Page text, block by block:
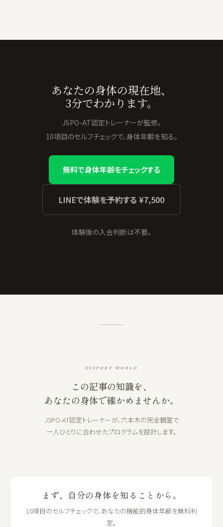
あなたの身体の現在地、
3分でわかります。
JSPO-AT認定トレーナーが監修。
10項目のセルフチェックで、身体年齢を知る。
無料で身体年齢をチェックする
LINEで体験を予約する ¥7,500
体験後の入会判断は不要。
DISPORT WORLD
この記事の知識を、
あなたの身体で確かめませんか。
JSPO-AT認定トレーナーが、六本木の完全個室で
一人ひとりに合わせたプログラムを設計します。
まず、自分の身体を知ることから。
10項目のセルフチェックで、あなたの機能的身体年齢を無料判
定。